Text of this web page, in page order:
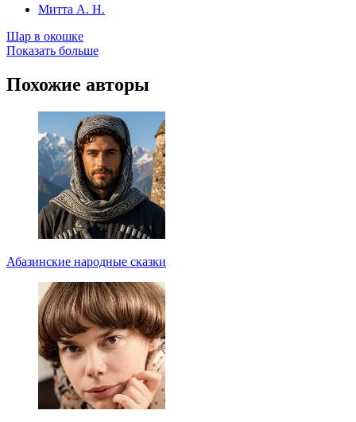
Митта А. Н.
Шар в окошке
Показать больше
Похожие авторы
Абазинские народные сказки